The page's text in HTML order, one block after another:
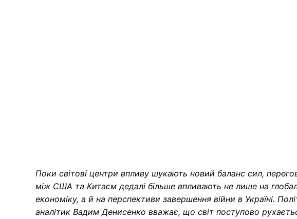
Поки світові центри впливу шукають новий баланс сил,
між США та Китаєм дедалі більше впливають не лише на
економіку, а й на перспективи завершення війни в Україні.
аналітик Вадим Денисенко вважає, що світ поступово